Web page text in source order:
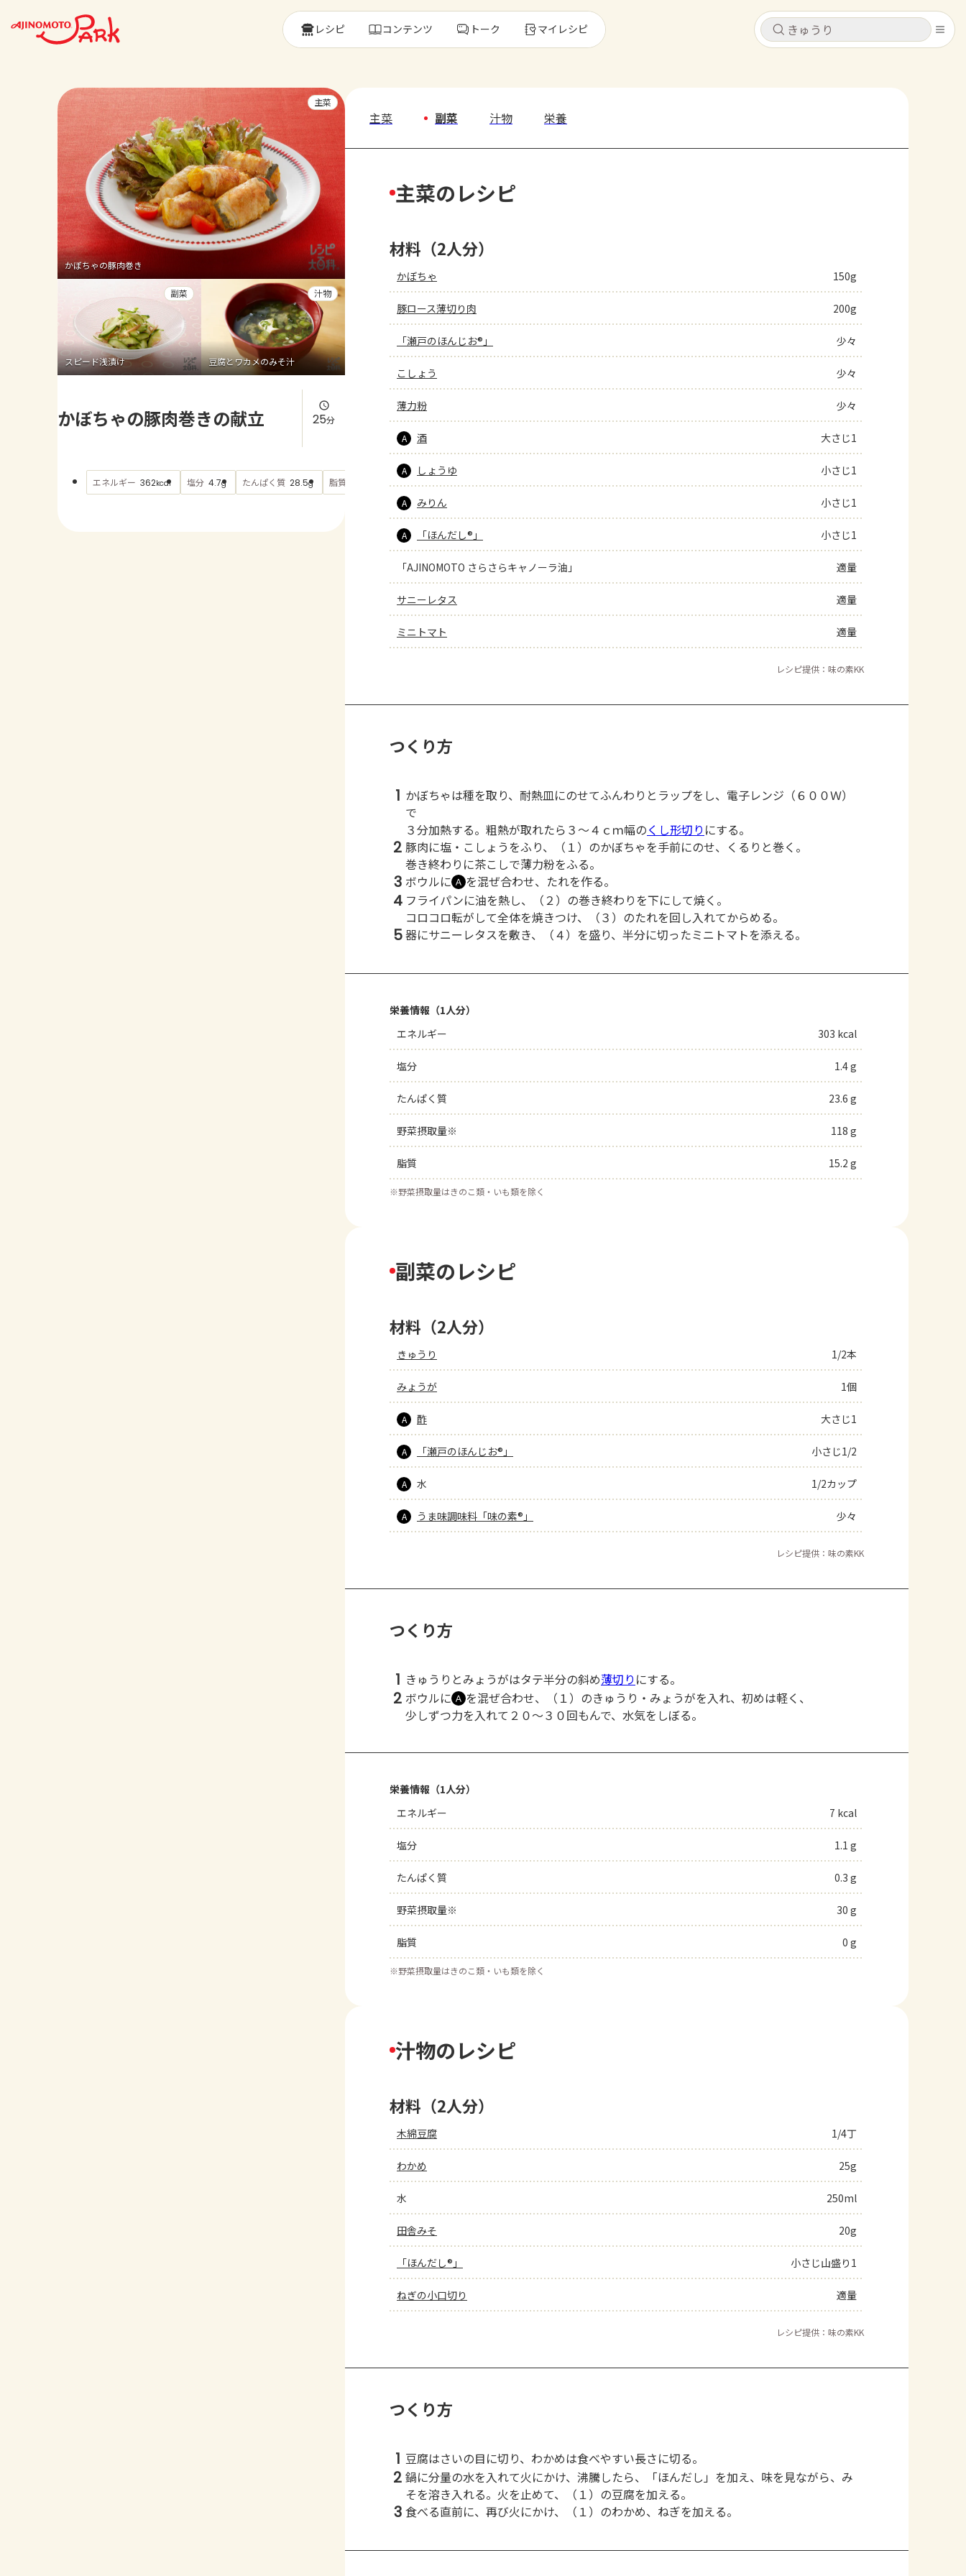
キャンセル
よくあるお問い合わせ
お買い物
キャンセル
レシピ コンテンツ トーク マイレシピ
かぼちゃの豚肉巻き
主菜
スピード浅漬け
副菜
豆腐とワカメのみそ汁
汁物
かぼちゃの豚肉巻きの献立 25分
エネルギー 362kcal 塩分 4.7g たんぱく質 28.5g 脂質 もっと見る
主菜 副菜 汁物 栄養
主菜のレシピ
材料（2人分）
かぼちゃ 150g
豚ロース薄切り肉 200g
「瀬戸のほんじお®」 少々
こしょう 少々
薄力粉 少々
A 酒 大さじ1
A しょうゆ 小さじ1
A みりん 小さじ1
A 「ほんだし®」 小さじ1
「AJINOMOTO さらさらキャノーラ油」 適量
サニーレタス 適量
ミニトマト 適量
レシピ提供：味の素KK
つくり方
1 かぼちゃは種を取り、耐熱皿にのせてふんわりとラップをし、電子レンジ（６００Ｗ）
で
３分加熱する。粗熱が取れたら３～４ｃｍ幅のくし形切り にする。
2 豚肉に塩・こしょうをふり、（１）のかぼちゃを手前にのせ、くるりと巻く。
巻き終わりに茶こしで薄力粉をふる。
3 ボウルに Ａ を混ぜ合わせ、たれを作る。
4 フライパンに油を熱し、（２）の巻き終わりを下にして焼く。
コロコロ転がして全体を焼きつけ、（３）のたれを回し入れてからめる。
5器にサニーレタスを敷き、（４）を盛り、半分に切ったミニトマトを添える。
栄養情報（1人分）
エネルギー
303 kcal
塩分 1.4 g
たんぱく質 23.6 g
野菜摂取量※ 118 g
脂質 15.2 g
※野菜摂取量はきのこ類・いも類を除く
副菜のレシピ
材料（2人分）
きゅうり 1/2本
みょうが 1個
A 酢 大さじ1
A 「瀬戸のほんじお®」 小さじ1/2
A 水 1/2カップ
A うま味調味料「味の素®」 少々
レシピ提供：味の素KK
つくり方
1 きゅうりとみょうがはタテ半分の斜め薄切り にする。
2 ボウルに Ａ を混ぜ合わせ、（１）のきゅうり・みょうがを入れ、初めは軽く、
少しずつ力を入れて２０～３０回もんで、水気をしぼる。
栄養情報（1人分）
エネルギー
7 kcal
塩分 1.1 g
たんぱく質 0.3 g
野菜摂取量※ 30 g
脂質 0 g
※野菜摂取量はきのこ類・いも類を除く
汁物のレシピ
材料（2人分）
木綿豆腐 1/4丁
わかめ 25g
水 250ml
田舎みそ 20g
「ほんだし®」 小さじ山盛り1
ねぎの小口切り 適量
レシピ提供：味の素KK
つくり方
1 豆腐はさいの目に切り、わかめは食べやすい長さに切る。
2 鍋に分量の水を入れて火にかけ、沸騰したら、「ほんだし」を加え、味を見ながら、み
そを溶き入れる。火を止めて、（１）の豆腐を加える。
3 食べる直前に、再び火にかけ、（１）のわかめ、ねぎを加える。